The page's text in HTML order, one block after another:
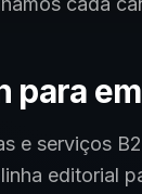
para
e serviços
editorial